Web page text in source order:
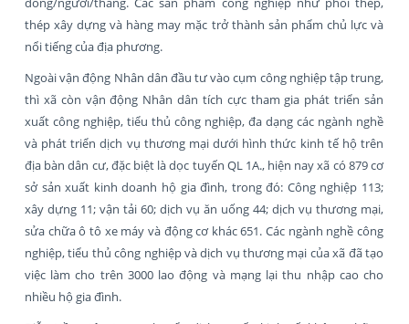
thép xây dựng và hàng may mặc trở thành sản phẩm chủ lực và
nổi tiếng của địa phương.
Ngoài vận động Nhân dân đầu tư vào cụm công nghiệp tập trung,
thì xã còn vận động Nhân dân tích cực tham gia phát triển sản
xuất công nghiệp, tiểu thủ công nghiệp, đa dạng các ngành nghề
và phát triển dịch vụ thương mại dưới hình thức kinh tế hộ trên
địa bàn dân cư, đặc biệt là dọc tuyến QL 1A., hiện nay xã có 879 cơ
sở sản xuất kinh doanh hộ gia đình, trong đó: Công nghiệp 113;
xây dựng 11; vận tải 60; dịch vụ ăn uống 44; dịch vụ thương mại,
sửa chữa ô tô xe máy và động cơ khác 651. Các ngành nghề công
nghiệp, tiểu thủ công nghiệp và dịch vụ thương mại của xã đã tạo
việc làm cho trên 3000 lao động và mạng lại thu nhập cao cho
nhiều hộ gia đình.